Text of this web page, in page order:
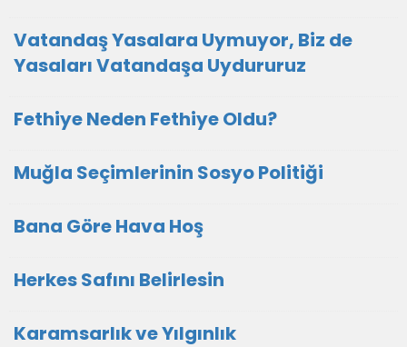
Vatandaş Yasalara Uymuyor, Biz de
Yasaları Vatandaşa Uydururuz
Fethiye Neden Fethiye Oldu?
Muğla Seçimlerinin Sosyo Politiği
Bana Göre Hava Hoş
Herkes Safını Belirlesin
Karamsarlık ve Yılgınlık